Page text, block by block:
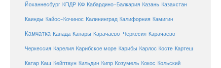
Йоханнесбург КПДР КФ Кабардино-Балкария Казань Казахстан
Каинды Кайос-Кочинос Калининград Калифорния Камигин
Камчатка Канада Канары Карачаево-Черкесия Карачаево-
Черкессия Карелия Карибское море Карибы Карлос Косте Картеш
Катар Каш Кейптаун Кильдин Кипр Козумель Кокос Кольский